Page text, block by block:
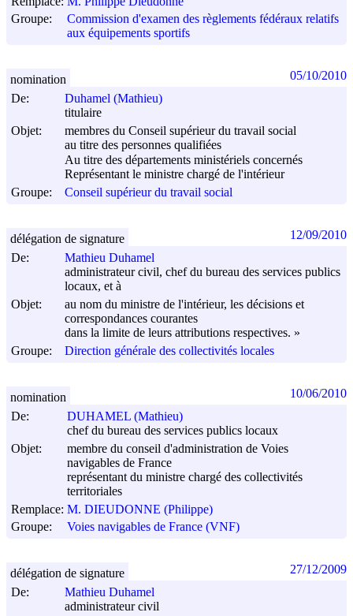
Groupe:
Commission d'examen des règlements fédéraux relatifs
aux équipements sportifs
De:
Duhamel (Mathieu)
titulaire
Objet:
membres du Conseil supérieur du travail social
au titre des personnes qualifiées
Au titre des départements ministériels concernés
Représentant le ministre chargé de l'intérieur
Groupe:
Conseil supérieur du travail social
nomination 05/10/2010
De:
Mathieu Duhamel
administrateur civil, chef du bureau des services publics
locaux, et à
Objet:
au nom du ministre de l'intérieur, les décisions et
correspondances courantes
dans la limite de leurs attributions respectives. »
Groupe:
Direction générale des collectivités locales
délégation de signature 12/09/2010
De:
DUHAMEL (Mathieu)
chef du bureau des services publics locaux
Objet:
membre du conseil d'administration de Voies
navigables de France
représentant du ministre chargé des collectivités
territoriales
Remplace: M. DIEUDONNE (Philippe)
Groupe:
Voies navigables de France (VNF)
nomination 10/06/2010
De:
Mathieu Duhamel
administrateur civil
délégation de signature 27/12/2009